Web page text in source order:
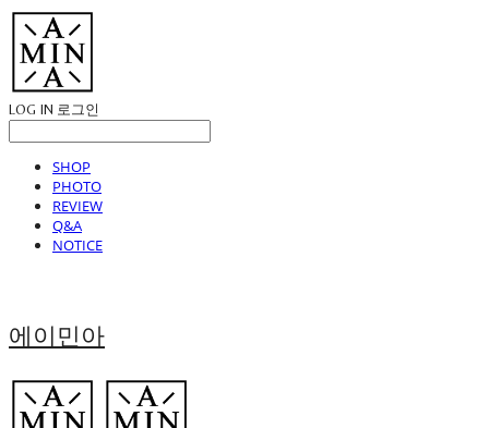
LOG IN 로그인
SHOP
PHOTO
REVIEW
Q&A
NOTICE
에이민아